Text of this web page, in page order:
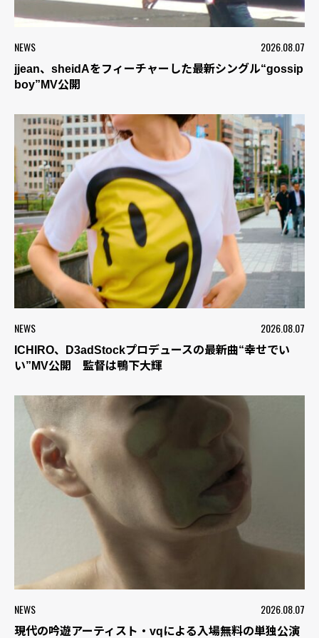
NEWS 2026.08.07
jjean、sheidAをフィーチャーした最新シングル“gossip
boy”MV公開
NEWS 2026.08.07
ICHIRO、D3adStockプロデュースの最新曲“幸せでい
い”MV公開 監督は鴨下大輝
NEWS 2026.08.07
現代の吟遊アーティスト・vqによる入場無料の単独公演